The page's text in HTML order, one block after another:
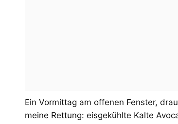
Ein Vormittag am offenen Fenster,
meine Rettung: eisgekühlte Kalte